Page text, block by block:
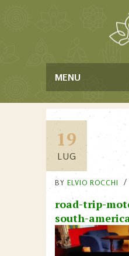
MENU
19
LUG
BY ELVIO ROCCHI
road-trip-
south-